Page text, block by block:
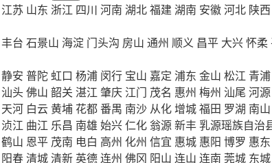
江苏 山东 浙江 四川 河南 湖北福建湖南 安徽河北 陕西
丰台 石景山 海淀 门头沟 房山 通州 顺义 昌平 大兴怀柔
静安 普陀 虹口 杨浦 闵行 宝山 嘉定 浦东 金山 松江 青浦
汕头佛山 韶关 湛江 肇庆 江门 茂名 惠州 梅州 汕尾 河源
天河 白云黄埔 花都番禺 南沙 从化增城福田 罗湖 南山
浈江 曲江 乐昌 南雄 始兴仁化 翁源新丰乳源瑶族自治
鹤山 恩平 茂南 电白 高州 化州 信宜 惠城 惠阳 博罗 惠东
阳春清城清新 英德连州 佛冈 阳山 连山 连南 莞城 东城